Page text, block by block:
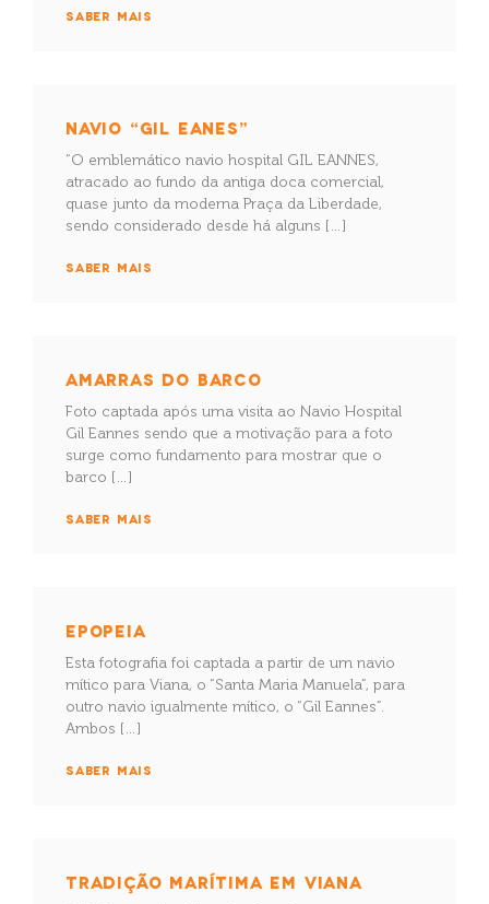
SABER MAIS
NAVIO “GIL EANES”
“O emblemático navio hospital GIL EANNES,
atracado ao fundo da antiga doca comercial,
quase junto da moderna Praça da Liberdade,
sendo considerado desde há alguns […]
SABER MAIS
AMARRAS DO BARCO
Foto captada após uma visita ao Navio Hospital
Gil Eannes sendo que a motivação para a foto
surge como fundamento para mostrar que o
barco […]
SABER MAIS
EPOPEIA
Esta fotografia foi captada a partir de um navio
mítico para Viana, o “Santa Maria Manuela”, para
outro navio igualmente mítico, o “Gil Eannes”.
Ambos […]
SABER MAIS
TRADIÇÃO MARÍTIMA EM VIANA